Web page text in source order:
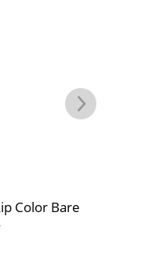
Wet n Wild